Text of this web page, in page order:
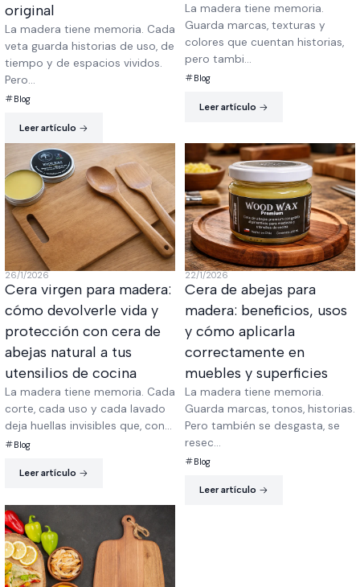
original
La madera tiene memoria. Cada
veta guarda historias de uso, de
tiempo y de espacios vividos.
Pero...
Blog
Leer artículo
La madera tiene memoria.
Guarda marcas, texturas y
colores que cuentan historias,
pero tambi...
Blog
Leer artículo
26/1/2026
Cera virgen para madera:
cómo devolverle vida y
protección con cera de
abejas natural a tus
utensilios de cocina
La madera tiene memoria. Cada
corte, cada uso y cada lavado
deja huellas invisibles que, con...
Blog
Leer artículo
22/1/2026
Cera de abejas para
madera: beneficios, usos
y cómo aplicarla
correctamente en
muebles y superficies
La madera tiene memoria.
Guarda marcas, tonos, historias.
Pero también se desgasta, se
resec...
Blog
Leer artículo